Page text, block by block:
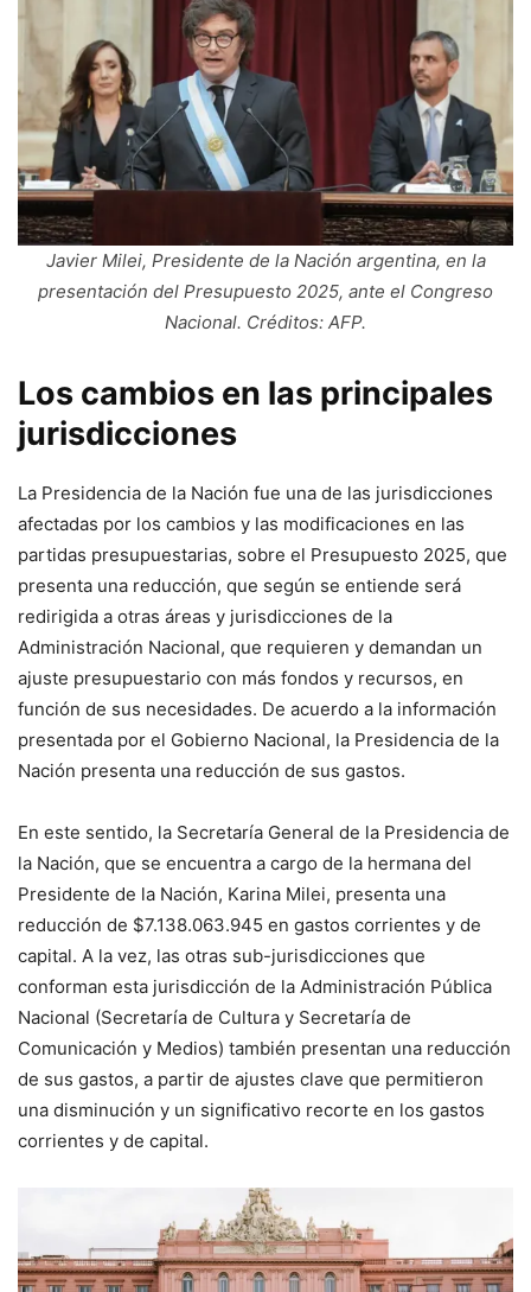
Javier Milei, Presidente de la Nación argentina, en la
presentación del Presupuesto 2025, ante el Congreso
Nacional. Créditos: AFP.
Los cambios en las principales
jurisdicciones
La Presidencia de la Nación fue una de las jurisdicciones
afectadas por los cambios y las modificaciones en las
partidas presupuestarias, sobre el Presupuesto 2025, que
presenta una reducción, que según se entiende será
redirigida a otras áreas y jurisdicciones de la
Administración Nacional, que requieren y demandan un
ajuste presupuestario con más fondos y recursos, en
función de sus necesidades. De acuerdo a la información
presentada por el Gobierno Nacional, la Presidencia de la
Nación presenta una reducción de sus gastos.
En este sentido, la Secretaría General de la Presidencia de
la Nación, que se encuentra a cargo de la hermana del
Presidente de la Nación, Karina Milei, presenta una
reducción de $7.138.063.945 en gastos corrientes y de
capital. A la vez, las otras sub-jurisdicciones que
conforman esta jurisdicción de la Administración Pública
Nacional (Secretaría de Cultura y Secretaría de
Comunicación y Medios) también presentan una reducción
de sus gastos, a partir de ajustes clave que permitieron
una disminución y un significativo recorte en los gastos
corrientes y de capital.